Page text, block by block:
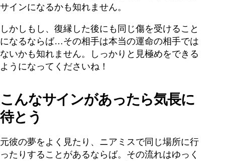
サインになるかも知れません。
しかしもし、復縁した後にも同じ傷を受けること
になるならば…その相手は本当の運命の相手では
ないかも知れません。しっかりと見極めをできる
ようになってくださいね！
こんなサインがあったら気長に
待とう
元彼の夢をよく見たり、ニアミスで同じ場所に行
ったりすることがあるならば。その流れはゆっく